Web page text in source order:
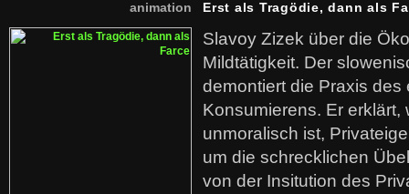
animation Erst als Tragödie, dann als
Slavoy Zizek über die
Mildtätigkeit. Der
demontiert die Praxis des
Konsumierens. Er erklärt,
unmoralisch ist,
um die schrecklichen
von der Insitution des